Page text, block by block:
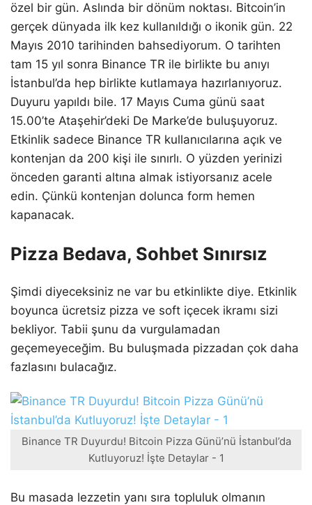
özel bir gün. Aslında bir dönüm noktası. Bitcoin’in
gerçek dünyada ilk kez kullanıldığı o ikonik gün. 22
Mayıs 2010 tarihinden bahsediyorum. O tarihten
tam 15 yıl sonra Binance TR ile birlikte bu anıyı
İstanbul’da hep birlikte kutlamaya hazırlanıyoruz.
Duyuru yapıldı bile. 17 Mayıs Cuma günü saat
15.00’te Ataşehir’deki De Marke’de buluşuyoruz.
Etkinlik sadece Binance TR kullanıcılarına açık ve
kontenjan da 200 kişi ile sınırlı. O yüzden yerinizi
önceden garanti altına almak istiyorsanız acele
edin. Çünkü kontenjan dolunca form hemen
kapanacak.
Pizza Bedava, Sohbet Sınırsız
Şimdi diyeceksiniz ne var bu etkinlikte diye. Etkinlik
boyunca ücretsiz pizza ve soft içecek ikramı sizi
bekliyor. Tabii şunu da vurgulamadan
geçemeyeceğim. Bu buluşmada pizzadan çok daha
fazlasını bulacağız.
Binance TR Duyurdu! Bitcoin Pizza Günü’nü İstanbul’da
Kutluyoruz! İşte Detaylar - 1
Bu masada lezzetin yanı sıra topluluk olmanın